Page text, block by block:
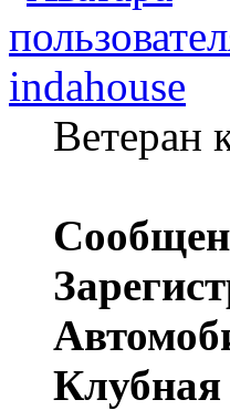
indahouse
Ветеран